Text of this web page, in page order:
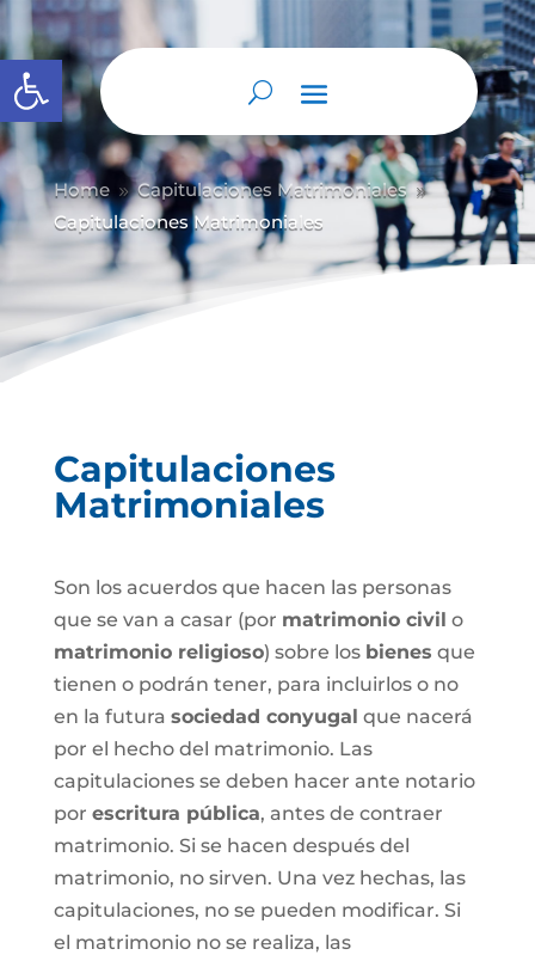
Abrir barra de herramientas
Home 9 Capitulaciones Matrimoniales 9
Capitulaciones Matrimoniales
Capitulaciones
Matrimoniales
Son los acuerdos que hacen las personas
que se van a casar (por matrimonio civil o
matrimonio religioso) sobre los bienes que
tienen o podrán tener, para incluirlos o no
en la futura sociedad conyugal que nacerá
por el hecho del matrimonio. Las
capitulaciones se deben hacer ante notario
por escritura pública, antes de contraer
matrimonio. Si se hacen después del
matrimonio, no sirven. Una vez hechas, las
capitulaciones, no se pueden modificar. Si
el matrimonio no se realiza, las